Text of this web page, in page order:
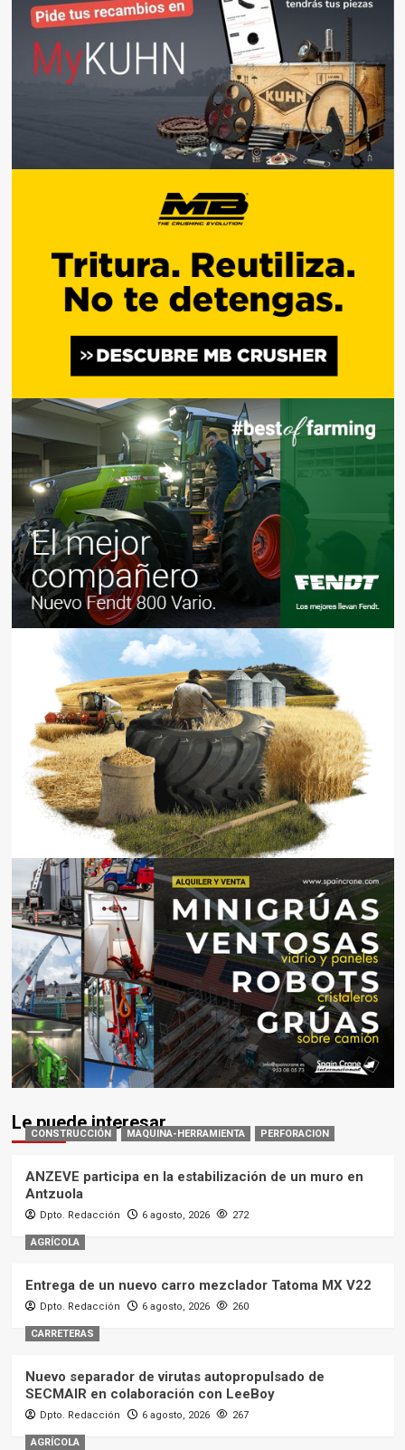
Le puede interesar
CONSTRUCCIÓN MAQUINA-HERRAMIENTA PERFORACION
ANZEVE participa en la estabilización de un muro en
Antzuola
Dpto. Redacción 6 agosto, 2026 272
AGRÍCOLA
Entrega de un nuevo carro mezclador Tatoma MX V22
Dpto. Redacción 6 agosto, 2026 260
CARRETERAS
Nuevo separador de virutas autopropulsado de
SECMAIR en colaboración con LeeBoy
Dpto. Redacción 6 agosto, 2026 267
AGRÍCOLA